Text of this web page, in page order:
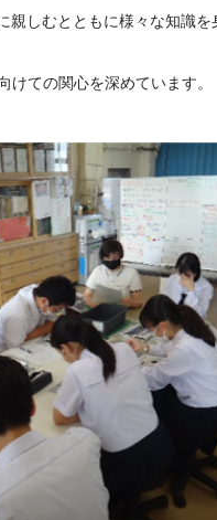
しむとともに様々な知識を
ての関心を深めています。